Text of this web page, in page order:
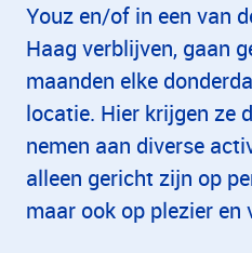
Youz en/of in een van
Haag verblijven, gaan
maanden elke
locatie. Hier krijgen ze
nemen aan diverse
alleen gericht zijn op
maar ook op plezier en